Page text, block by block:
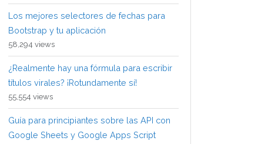
Los mejores selectores de fechas para
Bootstrap y tu aplicación
58,294 views
¿Realmente hay una fórmula para escribir
títulos virales? ¡Rotundamente sí!
55,554 views
Guía para principiantes sobre las API con
Google Sheets y Google Apps Script